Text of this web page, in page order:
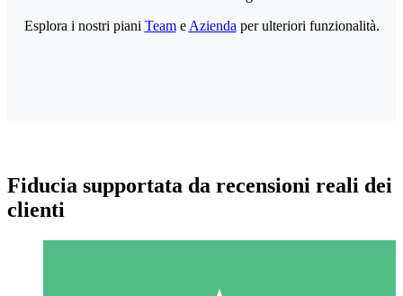
Esplora i nostri piani Teame Azienda per ulteriori funzionalità.
Fiducia supportata da recensioni reali dei
clienti